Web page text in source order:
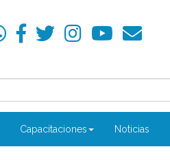
Capacitaciones Noticias